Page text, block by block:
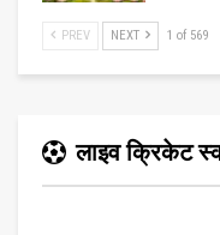
PREV NEXT 1 of 569
लाइव क्रिकेट